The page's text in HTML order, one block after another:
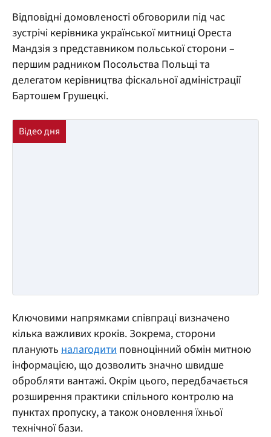
Відповідні домовленості обговорили під час
зустрічі керівника української митниці Ореста
Мандзія з представником польської сторони –
першим радником Посольства Польщі та
делегатом керівництва фіскальної адміністрації
Бартошем Грушецкі.
Ключовими напрямками співпраці визначено
кілька важливих кроків. Зокрема, сторони
планують налагодити повноцінний обмін митною
інформацією, що дозволить значно швидше
обробляти вантажі. Окрім цього, передбачається
розширення практики спільного контролю на
пунктах пропуску, а також оновлення їхньої
технічної бази.